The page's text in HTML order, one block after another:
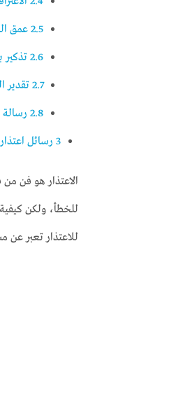
2.5عمق
2.6تذكير
2.7تقدير
2.8رسالة
3رسائل
الاعتذار هو فن
للخطأ، ولكن
للاعتذار تعبر عن